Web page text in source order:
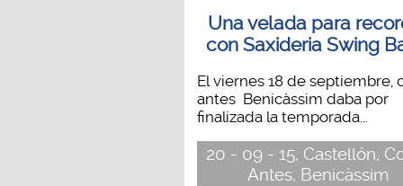
Una velada para
con Saxideria Swing
El viernes 18 de septiembre,
antes Benicàssim daba por
finalizada la temporada...
20 - 09 - 15, Castellón,
Antes, Benicàssim